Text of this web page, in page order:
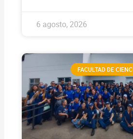
6 agosto, 2026
FACULTAD DE